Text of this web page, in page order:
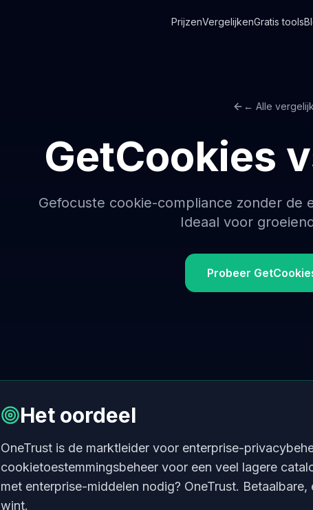
PrijzenVergelijkenGratis tools
← Alle
GetCookies
Gefocuste cookie-compliance zonder
Ideaal voor
Probeer
Het oordeel
OneTrust is de marktleider voor enterprise-
cookietoestemmingsbeheer voor een veel lagere
met enterprise-middelen nodig? OneTrust.
wint.